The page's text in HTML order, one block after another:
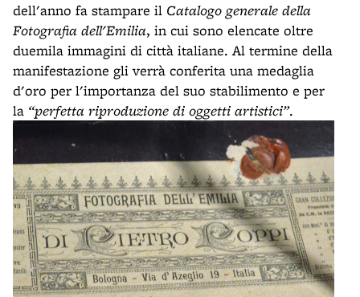
dell'anno fa stampare il Catalogo generale della
Fotografia dell'Emilia, in cui sono elencate oltre
duemila immagini di città italiane. Al termine della
manifestazione gli verrà conferita una medaglia
d'oro per l'importanza del suo stabilimento e per
la “perfetta riproduzione di oggetti artistici”.